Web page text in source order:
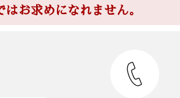
意工夫
はお求めになれません。